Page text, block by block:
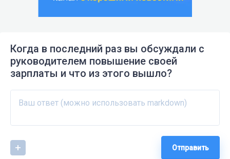
Когда в последний раз вы обсуждали с
руководителем повышение своей
зарплаты и что из этого вышло?
Отправить